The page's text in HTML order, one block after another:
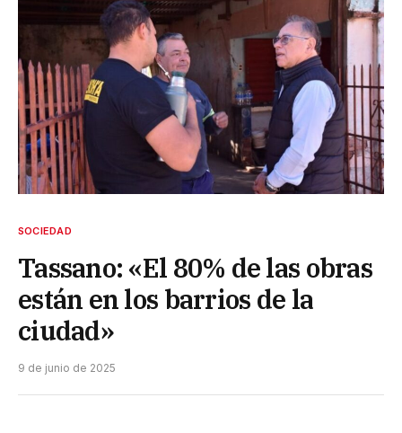
SOCIEDAD
Tassano: «El 80% de las obras
están en los barrios de la
ciudad»
9 de junio de 2025